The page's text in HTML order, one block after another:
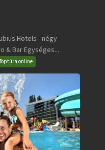
Hotels– négy
& Bar Egységes...
online